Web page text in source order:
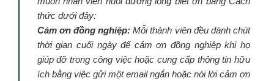
thức dưới đây:
Cảm ơn đồng nghiệp: Mỗi thành viên đều dành chút
thời gian cuối ngày để cảm ơn đồng nghiệp khi họ
giúp đỡ trong công việc hoặc cung cấp thông tin hữu
ích bằng việc gửi một email ngắn hoặc nói lời cảm ơn